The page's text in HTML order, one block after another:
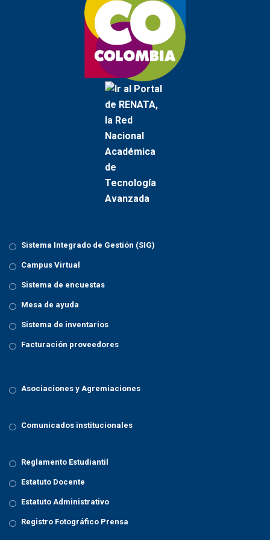
Sistema Integrado de Gestión (SIG)
Campus Virtual
Sistema de encuestas
Mesa de ayuda
Sistema de inventarios
Facturación proveedores
Asociaciones y Agremiaciones
Comunicados institucionales
Reglamento Estudiantil
Estatuto Docente
Estatuto Administrativo
Registro Fotográfico Prensa